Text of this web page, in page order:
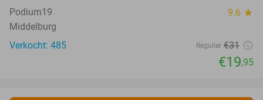
Podium19 9.6 star
Middelburg
Verkocht: 485
Regulier €31
€19,95